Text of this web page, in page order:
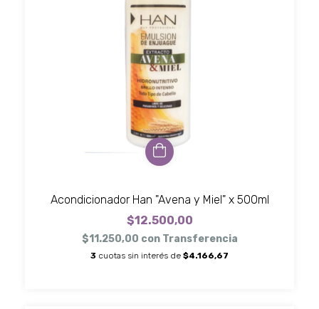
Acondicionador Han "Avena y Miel" x 500ml
$12.500,00
$11.250,00 con Transferencia
3 cuotas sin interés de $4.166,67